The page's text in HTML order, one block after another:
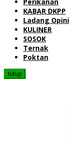
KABAR DKPP
Ladang Opini
KULINER
SOSOK
Ternak
Poktan
tutup